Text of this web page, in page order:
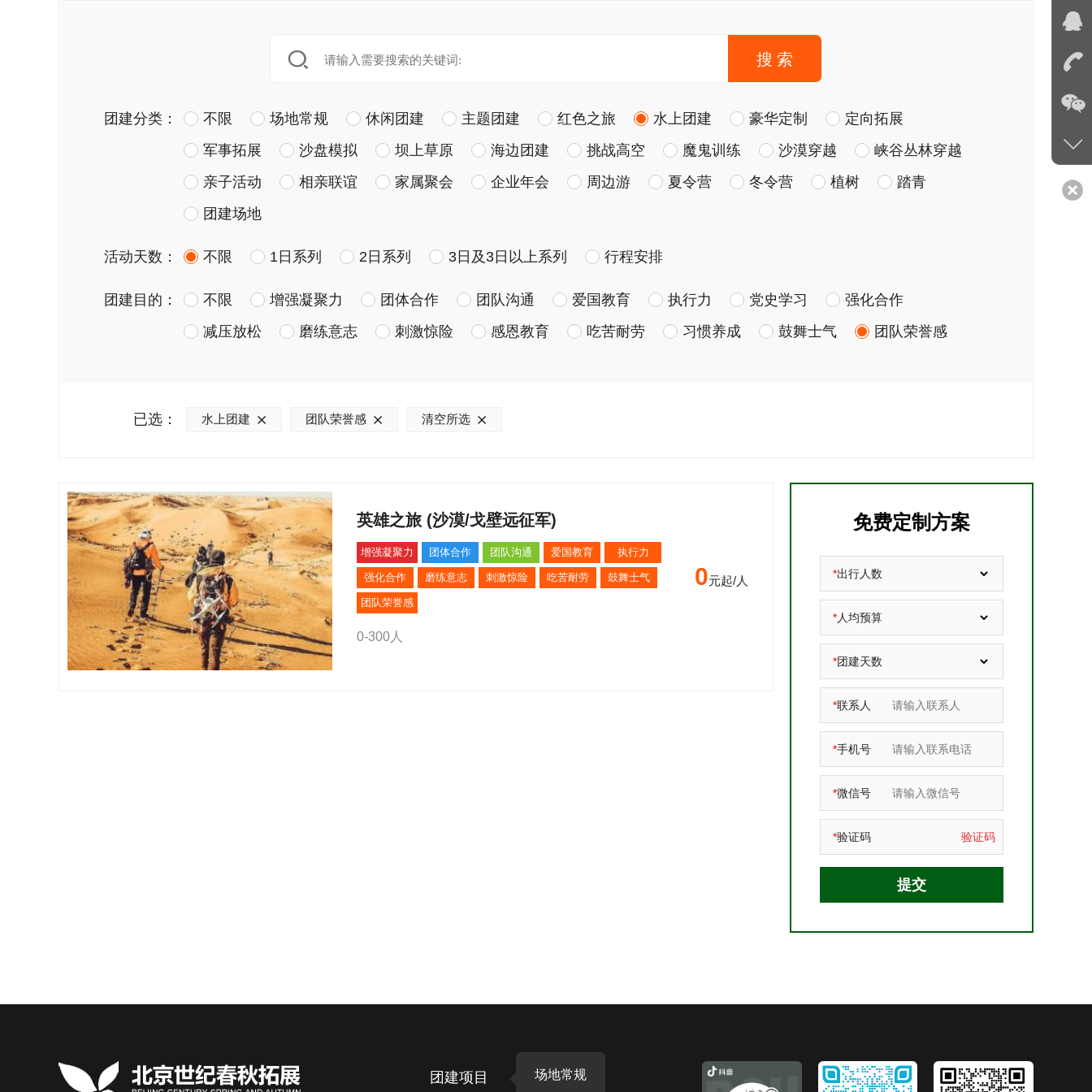
搜 索
团建分类： 不限 场地常规 休闲团建 主题团建 红色之旅 水上团建 豪华定制
定向拓展
军事拓展
沙盘模拟 坝上草原 海边团建 挑战高空 魔鬼训练 沙漠穿越
峡谷丛林穿越
亲子活动
相亲联谊 家属聚会 企业年会 周边游 夏令营 冬令营 植树
踏青
团建场地
活动天数： 不限 1日系列 2日系列 3日及3日以上系列 行程安排
团建目的： 不限 增强凝聚力 团体合作 团队沟通 爱国教育 执行力 党史学习
强化合作
减压放松
磨练意志 刺激惊险 感恩教育 吃苦耐劳 习惯养成 鼓舞士气 团队荣誉感
已选： 水上团建 团队荣誉感 清空所选
英雄之旅 (沙漠/戈壁远征军)
增强凝聚力 团体合作 团队沟通 爱国教育 执行力
强化合作 磨练意志 刺激惊险 吃苦耐劳 鼓舞士气
团队荣誉感
0元起/人
0-300人
免费定制方案
*出行人数
*人均预算
*团建天数
*联系人
*手机号
*微信号
*验证码 验证码
提交
团建项目 场地常规